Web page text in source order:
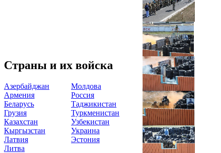
Страны и их войска
Азербайджан
Армения
Беларусь
Грузия
Казахстан
Кыргызстан
Латвия
Литва
Молдова
Россия
Таджикистан
Туркменистан
Узбекистан
Украина
Эстония